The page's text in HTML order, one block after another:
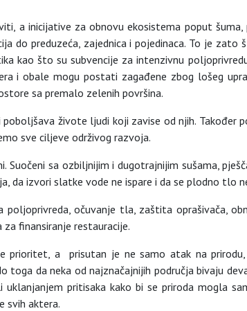
a inicijative za obnovu ekosistema poput
do preduzeća, zajednica i pojedinaca. To je
kao što su subvencije za intenzivnu
i obale mogu postati zagađene zbog lošeg
sa premalo zelenih površina.
živote ljudi koji zavise od njih. Također
sve ciljeve održivog razvoja.
Suočeni sa ozbiljnijim i dugotrajnijim sušama,
da izvori slatke vode ne ispare i da se plodno tlo
očuvanje tla, zaštita oprašivača,
finansiranje restauracije.
prioritet, a prisutan je ne samo atak na
toga da neka od najznačajnijih područja bivaju
pritisaka kako bi se priroda mogla
svih aktera.